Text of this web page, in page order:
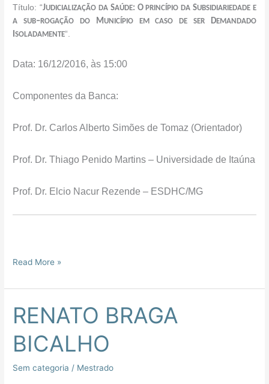
Título: “JUDICIALIZAÇÃO DA SAÚDE: OPRINCÍPIO DASUBSIDIARIEDADE E
A SUB–ROGAÇÃO DO MUNICÍPIO EM CASO DE SER DEMANDADO
ISOLADAMENTE“.
Data: 16/12/2016, às 15:00
Componentes da Banca:
Prof. Dr. Carlos Alberto Simões de Tomaz (Orientador)
Prof. Dr. Thiago Penido Martins – Universidade de Itaúna
Prof. Dr. Elcio Nacur Rezende – ESDHC/MG
Read More »
RENATO BRAGA
BICALHO
Sem categoria / Mestrado
RENATO
BRAGA
BICALHO